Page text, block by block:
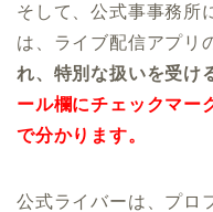
そして、公式事事務所
は、ライブ配信アプリ
れ、特別な扱いを受け
ール欄にチェックマー
で分かります。
公式ライバーは、プロ